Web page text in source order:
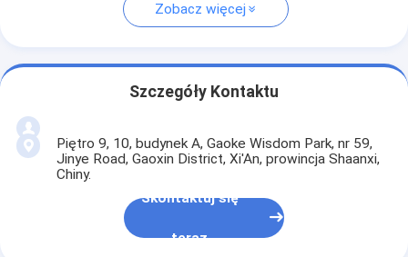
Zobacz więcej
Szczegóły Kontaktu
Piętro 9, 10, budynek A, Gaoke Wisdom Park, nr 59,
Jinye Road, Gaoxin District, Xi'An, prowincja Shaanxi,
Chiny.
Skontaktuj się
teraz